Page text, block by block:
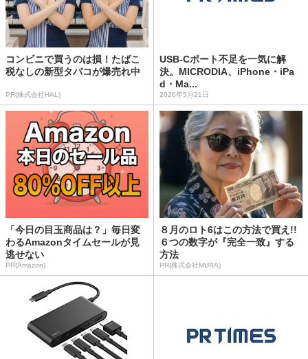
コンビニで買うのは損！たばこ
税なしの新型タバコが爆売れ中
PR(株式会社HAL)
USB-Cポート不足を一気に解
決。MICRODIA、iPhone・iPa
d・Ma...
2026年5月21日
「今日の目玉商品は？」毎日変
わるAmazonタイムセールが見
逃せない
PR(Amazon)
８月のロト6はこの方法で買え!!
６つの数字が『完全一致』する
方法
PR(株式会社MURA)